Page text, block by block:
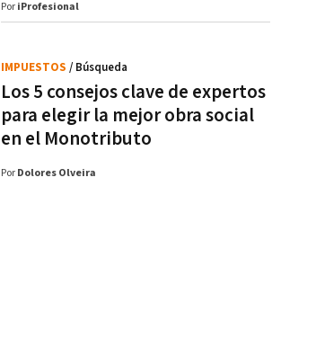
Por iProfesional
Los 5 consejos clave de expertos
para elegir la mejor obra social
en el Monotributo
IMPUESTOS / Búsqueda
Por Dolores Olveira